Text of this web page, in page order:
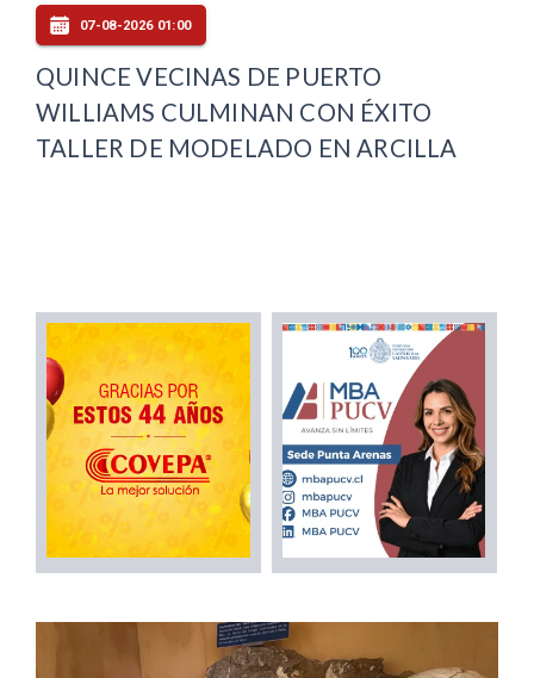
07-08-2026 01:00
QUINCE VECINAS DE PUERTO
WILLIAMS CULMINAN CON ÉXITO
TALLER DE MODELADO EN ARCILLA